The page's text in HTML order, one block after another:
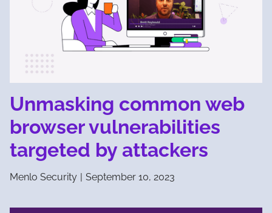
Unmasking common web
browser vulnerabilities
targeted by attackers
Menlo Security | September 10, 2023